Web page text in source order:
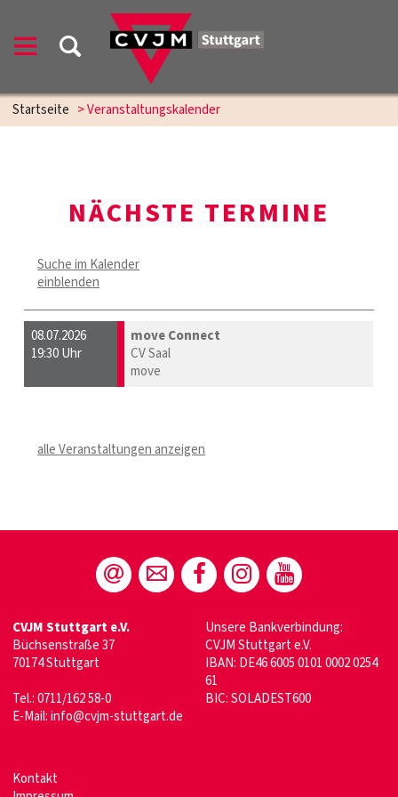
Startseite > Veranstaltungskalender
NÄCHSTE TERMINE
Suche im Kalender
einblenden
08.07.2026
19:30 Uhr
move Connect
CV Saal
move
alle Veranstaltungen anzeigen
CVJM Stuttgart e.V.
Büchsenstraße 37
70174 Stuttgart
Tel.: 0711/162 58-0
E-Mail:info@cvjm-stuttgart.de
Unsere Bankverbindung:
CVJM Stuttgart e.V.
IBAN: DE46 6005 0101 0002 0254
61
BIC: SOLADEST600
Kontakt